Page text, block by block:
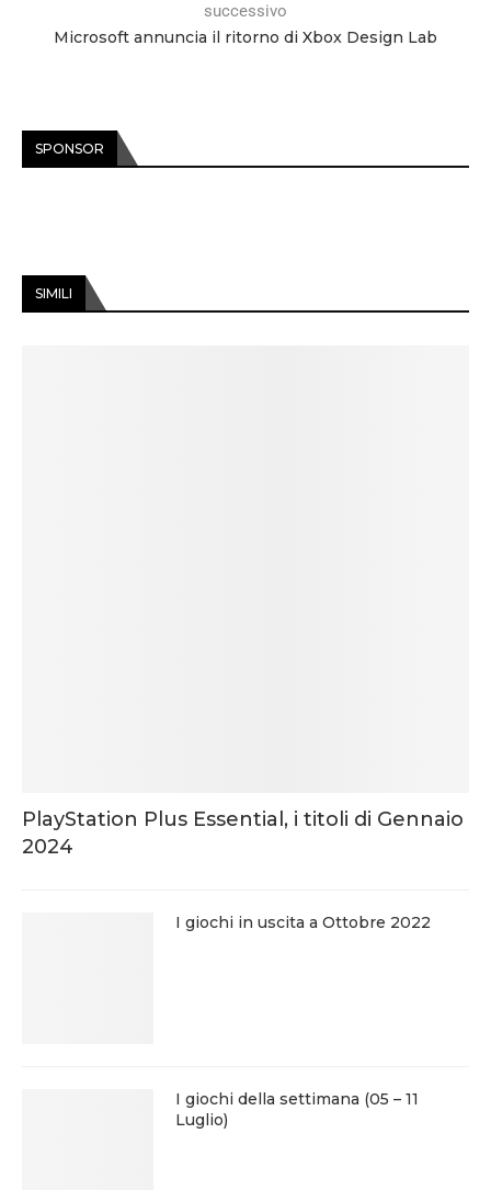
successivo
Microsoft annuncia il ritorno di Xbox Design Lab
SPONSOR
SIMILI
PlayStation Plus Essential, i titoli di Gennaio
2024
I giochi in uscita a Ottobre 2022
I giochi della settimana (05 – 11
Luglio)